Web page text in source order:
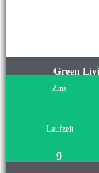
Green
Zins
Laufzeit
9